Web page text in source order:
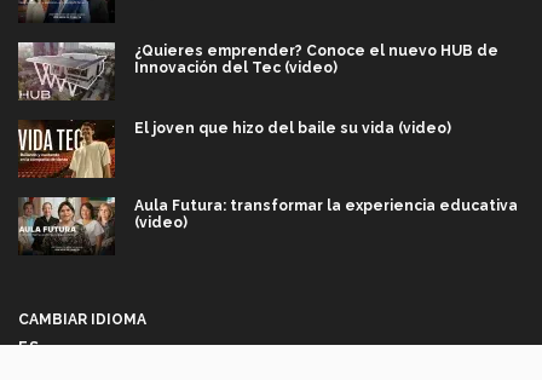
¿Quieres emprender? Conoce el nuevo HUB de
Innovación del Tec (video)
El joven que hizo del baile su vida (video)
Aula Futura: transformar la experiencia educativa
(video)
CAMBIAR IDIOMA
ES